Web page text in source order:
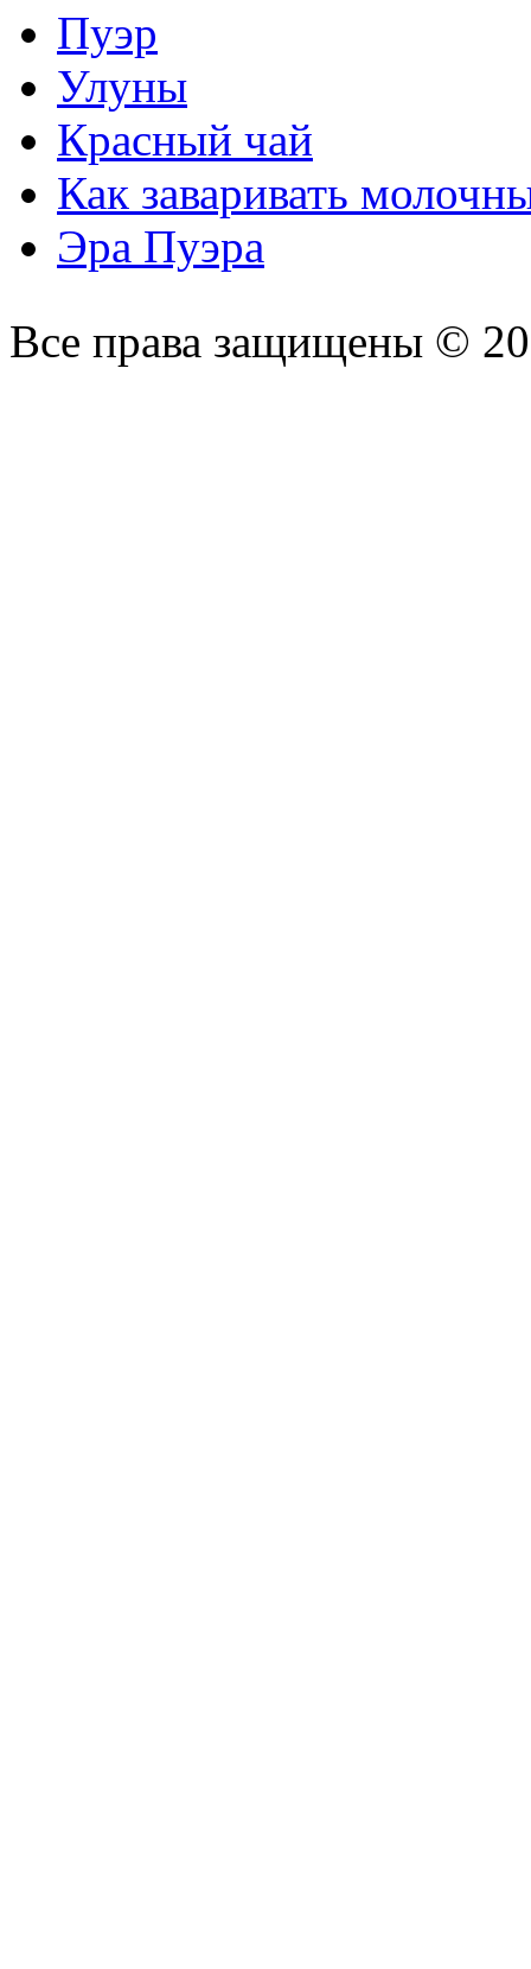
Пуэр
Улуны
Красный чай
Как заваривать
Эра Пуэра
Все права защищены ©